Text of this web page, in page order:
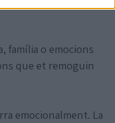
família o emocions
que et remoguin
emocionalment. La